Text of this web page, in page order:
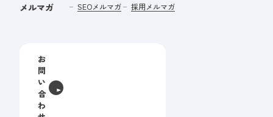
メルマガ
SEOメルマガ 採用メルマガ
お
問
い
合
わ